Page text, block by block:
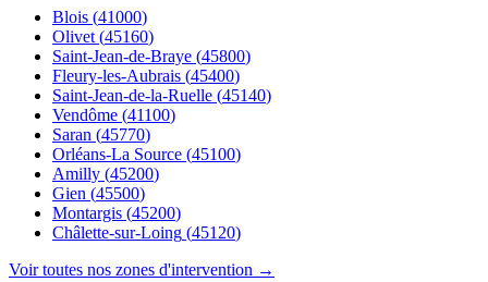
Blois (41000)
Olivet (45160)
Saint-Jean-de-Braye (45800)
Fleury-les-Aubrais (45400)
Saint-Jean-de-la-Ruelle (45140)
Vendôme (41100)
Saran (45770)
Orléans-La Source (45100)
Amilly (45200)
Gien (45500)
Montargis (45200)
Châlette-sur-Loing (45120)
Voir toutes nos zones d'intervention →